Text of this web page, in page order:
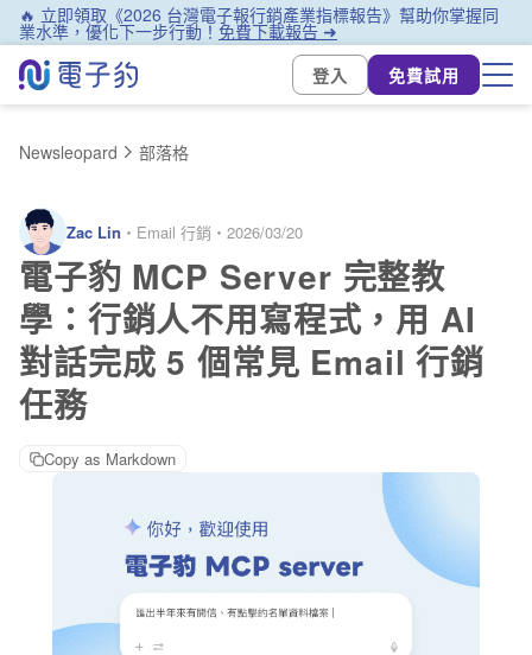
🔥 立即領取《2026 台灣電子報行銷產業指標報告》幫助你掌握同
業水準，優化下一步行動！免費下載報告 ➜
登入
免費試用
Newsleopard 部落格
Zac Lin ・ Email 行銷 ・ 2026/03/20
電子豹 MCP Server 完整教
學：行銷人不用寫程式，用 AI
對話完成 5 個常見 Email 行銷
任務
Copy as Markdown